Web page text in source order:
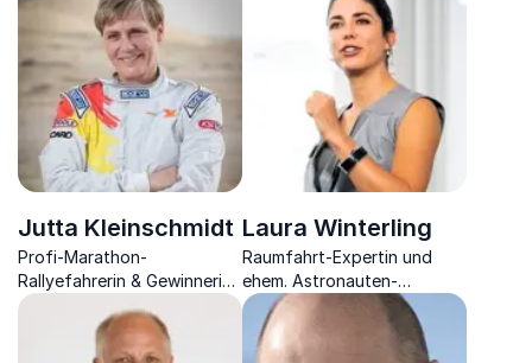
Motivation und
Persönlichkeitsentwicklung
Unvergleichliche
Weltrekorde & mitreißende
Geschichten.
Jutta Kleinschmidt
Profi-Marathon-
Rallyefahrerin & Gewinnerin
der Rallye Paris-Dakar 2001
zeigt, wie Sie volle
Motivation erreichen und so
Laura Winterling
Raumfahrt-Expertin und
ehem. Astronauten-
Ausbilderin bei der ESA,
Physikerin, Unternehmerin